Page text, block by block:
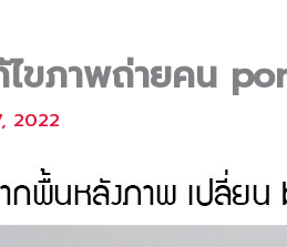
ขภาพถ่ายคน
2022